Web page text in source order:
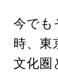
今でも
時、東
文化圏